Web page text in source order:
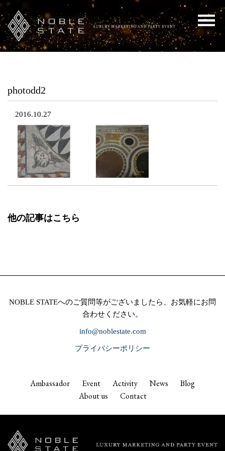
photodd2
2016.10.27
他の記事はこちら
NOBLE STATEへのご質問等がございましたら、お気軽にお問
合わせください。
info@noblestate.com
プライバシーポリシー
Ambassador Event Activity News
Blog
About us
Contact